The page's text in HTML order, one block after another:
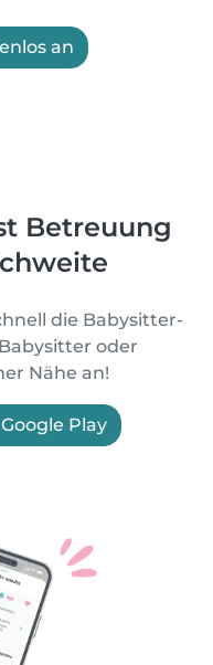
an
Betreuung
die Babysitter-
oder
Nähe an!
Google Play